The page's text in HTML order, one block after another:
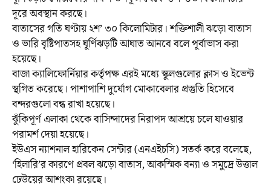
দূরে অবস্থান করছে।
বাতাসের গতি ঘণ্টায় ২শ’ ৩০ কিলোমিটার। শক্তিশালী ঝড়ো বাতাস
ও ভারি বৃষ্টিপাতসহ ঘূর্ণিঝড়টি আঘাত আনবে বলে পূর্বাভাস করা
হয়েছে।
বাজা ক্যালিফোর্নিয়ার কর্তৃপক্ষ এরই মধ্যে স্কুলগুলোর ক্লাস ও ইভেন্ট
স্থগিত করেছে। পাশাপাশি দুর্যোগ মোকাবেলার প্রস্তুতি হিসেবে
বন্দরগুলো বন্ধ রাখা হয়েছে।
ঝুঁকিপূর্ণ এলাকা থেকে বাসিন্দাদের নিরাপদ আশ্রয়ে চলে যাওয়ার
পরামর্শ দেয়া হয়েছে।
ইউএস ন্যাশনাল হারিকেন সেন্টার (এনএইচসি) সতর্ক করে বলেছে,
‘হিলারি’র কারণে প্রবল ঝড়ো বাতাস, আকস্মিক বন্যা ও সমুদ্রে উত্তাল
ঢেউয়ের আশংকা রয়েছে।